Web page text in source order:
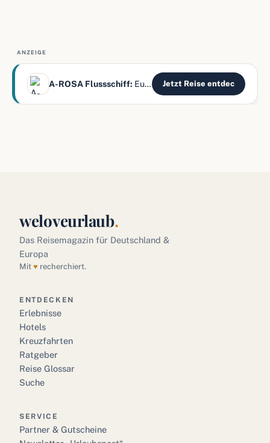
ANZEIGE
A-ROSA Flussschiff: Europas Flüsse – alles inklusive Jetzt Reise entdec
weloveurlaub.
Das Reisemagazin für Deutschland &
Europa
Mit ♥ recherchiert.
ENTDECKEN
Erlebnisse
Hotels
Kreuzfahrten
Ratgeber
Reise Glossar
Suche
SERVICE
Partner & Gutscheine